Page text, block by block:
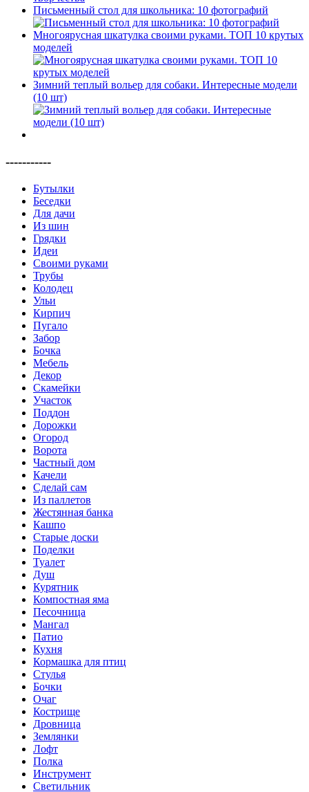
Письменный стол для школьника: 10 фотографий
Многоярусная шкатулка своими руками. ТОП 10 крутых
моделей
Зимний теплый вольер для собаки. Интересные модели
(10 шт)
-----------
Бутылки
Беседки
Для дачи
Из шин
Грядки
Идеи
Своими руками
Трубы
Колодец
Ульи
Кирпич
Пугало
Забор
Бочка
Мебель
Декор
Скамейки
Участок
Поддон
Дорожки
Огород
Ворота
Частный дом
Качели
Сделай сам
Из паллетов
Жестянная банка
Кашпо
Старые доски
Поделки
Туалет
Душ
Курятник
Компостная яма
Песочница
Мангал
Патио
Кухня
Кормашка для птиц
Стулья
Бочки
Очаг
Кострище
Дровница
Землянки
Лофт
Полка
Инструмент
Светильник